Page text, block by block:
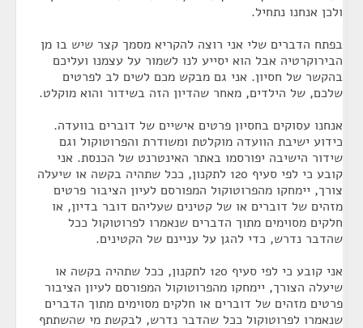
ולכן אנחנו נתחיל.
בפתח הדברים שלי אני רוצה להקריא מסמך קצר שיש בו מן
הבירוקרטיה אבל הוא יסייע לנו לשמור על עצמנו ועליכם
בהקשר של חסיון. אני גם מבקש מכם לשים לב לפרטים
שלכם, של הילדים, מאחר שהדיון הזה בשידור והוא מוקלט.
אנחנו עסוקים בחסיון פרטים אישיים של דוברים בוועדה.
כידוע ישיבת הוועדה מוקלטת ומשודרת והפרוטוקול וגם
שידור הישיבה יפורסמו באתר האינטרנט של הכנסת. אני
קובע כי לפי סעיף 120 לתקנון, ככל שתהיה בקשה או שיעלה
צורך, יימחקו מהפרוטוקול המפורסם לעיון הציבור פרטים
מזהים של דוברים או של קטינים שעליהם דובר בדיון, או
חלקים מסוימים מתוך הדברים שנאמרו לפרוטוקול ככל
שהדבר נדרש, כדי להגן על עניינם של הקטינים.
אני קובע כי לפי סעיף 120 לתקנון, ככל שתהיה בקשה או
שיעלה הצורך, יימחקו מהפרוטוקול המפורסם לעיון הציבור
פרטים מזהים של דוברים או חלקים מסוימים מתוך הדברים
שנאמרו לפרוטוקול ככל שהדבר נדרש, לבקשת מי שהשתתף